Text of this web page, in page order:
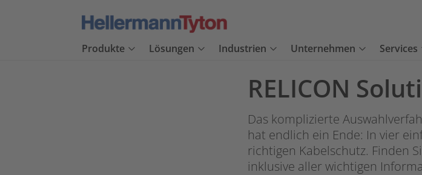
Produkte Lösungen Industrien Unternehmen Services
RELICON
Das komplizierte
hat endlich ein Ende: In vier
richtigen Kabelschutz. Finden
inklusive aller wichtigen